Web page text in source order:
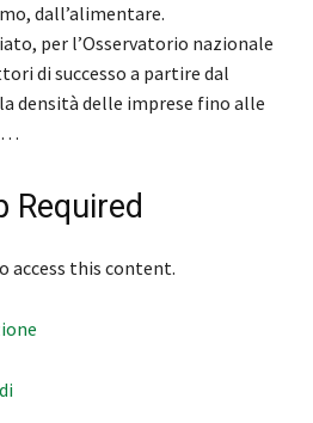
dall’alimentare.
per l’Osservatorio nazionale
di successo a partire dal
densità delle imprese fino alle
Required
access this content.